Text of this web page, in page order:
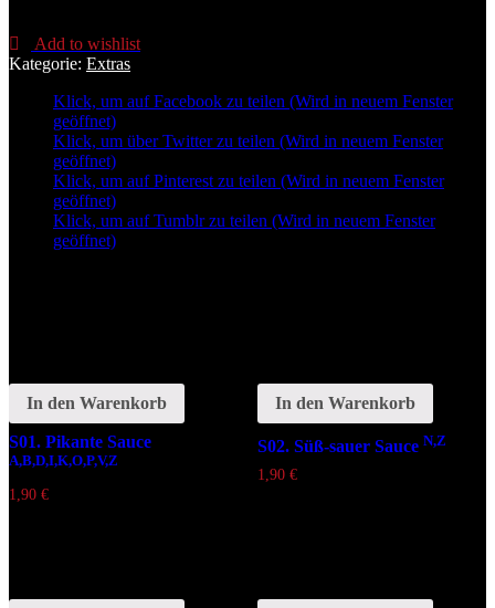
MengeAdd to wishlist
Kategorie: Extras
Klick, um auf Facebook zu teilen (Wird in neuem Fenster
geöffnet)
Klick, um über Twitter zu teilen (Wird in neuem Fenster
geöffnet)
Klick, um auf Pinterest zu teilen (Wird in neuem Fenster
geöffnet)
Klick, um auf Tumblr zu teilen (Wird in neuem Fenster
geöffnet)
In den Warenkorb
S01. Pikante Sauce
A,B,D,I,K,O,P,V,Z
1,90 €
In den Warenkorb
S02. Süß-sauer Sauce N,Z
1,90 €